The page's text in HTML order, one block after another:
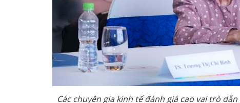
Các chuyên gia kinh tế đánh giá cao vai trò